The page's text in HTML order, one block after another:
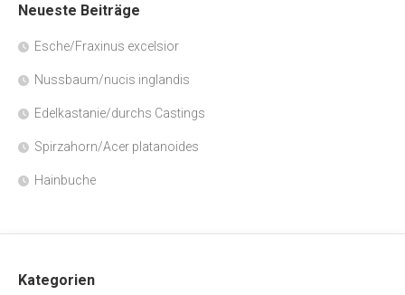
Neueste Beiträge
Esche/Fraxinus excelsior
Nussbaum/nucis inglandis
Edelkastanie/durchs Castings
Spirzahorn/Acer platanoides
Hainbuche
Kategorien